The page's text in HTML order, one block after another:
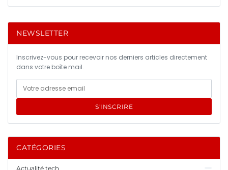
NEWSLETTER
Inscrivez-vous pour recevoir nos derniers articles directement
dans votre boîte mail.
S'INSCRIRE
CATÉGORIES
Actualité tech